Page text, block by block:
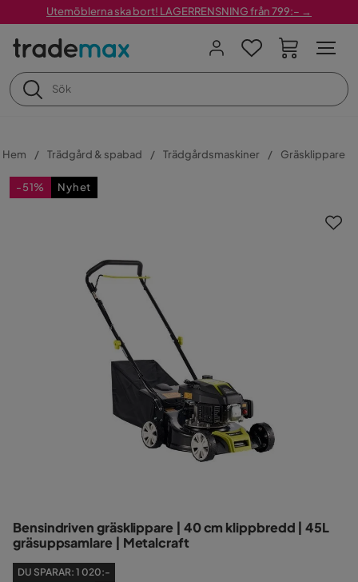
Utemöblerna ska bort! LAGERRENSNING från 799:– →
Hem Trädgård & spabad Trädgårdsmaskiner Gräsklippare
-51% Nyhet
Bensindriven gräsklippare | 40 cm klippbredd | 45L
gräsuppsamlare | Metalcraft
DU SPARAR: 1 020:-